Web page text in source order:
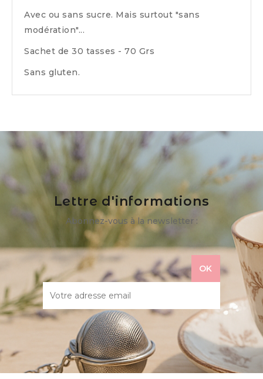
Avec ou sans sucre. Mais surtout "sans
modération"...
Sachet de 30 tasses - 70 Grs
Sans gluten.
Lettre d'informations
Abonnez-vous à la newsletter :